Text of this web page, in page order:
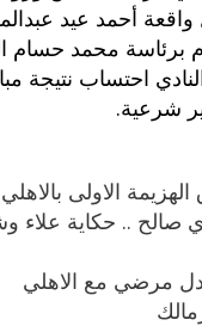
أحمد عيد
برئاسة محمد حسام
شرعية.
الاولى بالاهلي
.. حكاية علاء
مرضي مع الاهلي